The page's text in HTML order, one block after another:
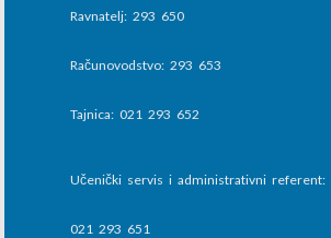
Ravnatelj: 293 650
Računovodstvo: 293 653
Tajnica: 021 293 652
Učenički servis i administrativni referent:
021 293 651